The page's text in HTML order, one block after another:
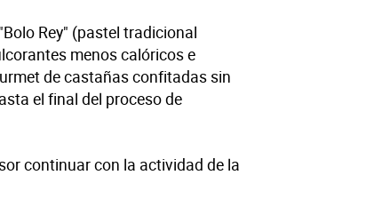
Rey" (pastel tradicional
menos calóricos e
de castañas confitadas sin
el final del proceso de
continuar con la actividad de la